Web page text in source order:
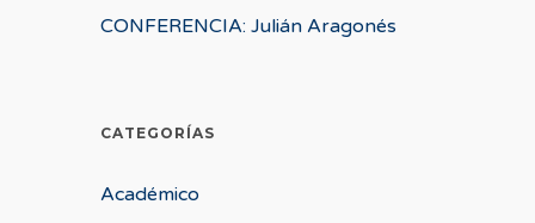
CONFERENCIA: Julián Aragonés
CATEGORÍAS
Académico